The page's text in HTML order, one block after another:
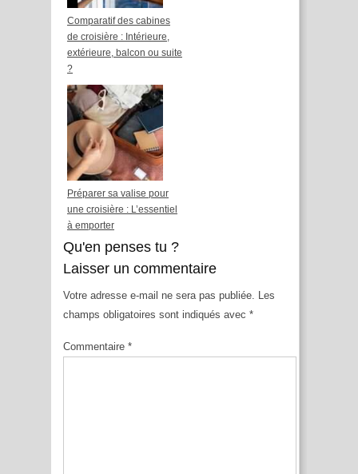
Comparatif des cabines
de croisière : Intérieure,
extérieure, balcon ou suite
?
Préparer sa valise pour
une croisière : L’essentiel
à emporter
Qu'en penses tu ?
Laisser un commentaire
Votre adresse e-mail ne sera pas publiée. Les
champs obligatoires sont indiqués avec *
Commentaire *